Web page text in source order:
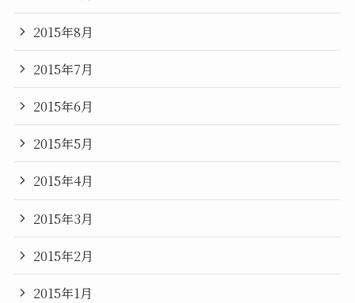
2015年8月
2015年7月
2015年6月
2015年5月
2015年4月
2015年3月
2015年2月
2015年1月